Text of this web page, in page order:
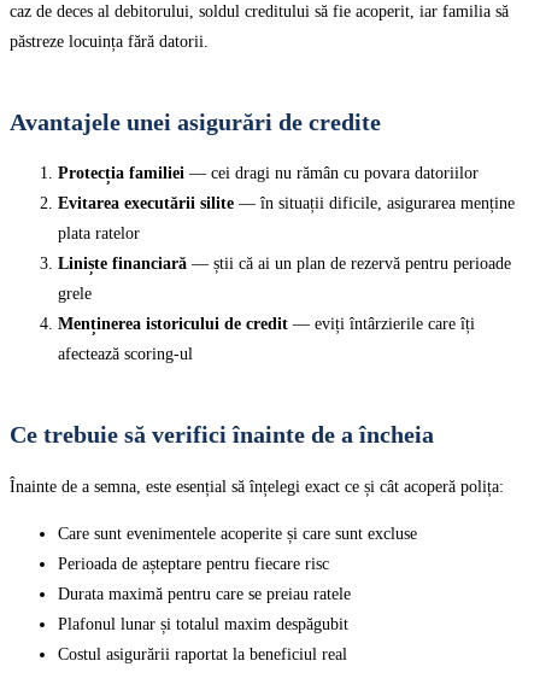
caz de deces al debitorului, soldul creditului să fie acoperit, iar familia să
păstreze locuința fără datorii.
Avantajele unei asigurări de credite
Protecția familiei — cei dragi nu rămân cu povara datoriilor
Evitarea executării silite — în situații dificile, asigurarea menține
plata ratelor
Liniște financiară — știi că ai un plan de rezervă pentru perioade
grele
Menținerea istoricului de credit — eviți întârzierile care îți
afectează scoring-ul
Ce trebuie să verifici înainte de a încheia
Înainte de a semna, este esențial să înțelegi exact ce și cât acoperă polița:
Care sunt evenimentele acoperite și care sunt excluse
Perioada de așteptare pentru fiecare risc
Durata maximă pentru care se preiau ratele
Plafonul lunar și totalul maxim despăgubit
Costul asigurării raportat la beneficiul real